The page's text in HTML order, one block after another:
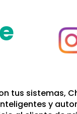
tus sistemas,
y